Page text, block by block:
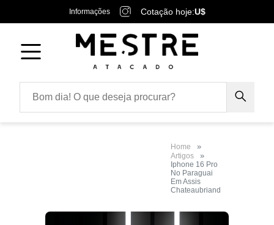
Informações Cotação hoje:U$
Home
Artigos
Iphone 16 Pro
No Paraguai
Em Assis
Chateaubriand